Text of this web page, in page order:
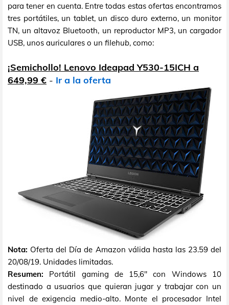
para tener en cuenta. Entre todas estas ofertas encontramos
tres portátiles, un tablet, un disco duro externo, un monitor
TN, un altavoz Bluetooth, un reproductor MP3, un cargador
USB, unos auriculares o un filehub, como:
¡Semichollo! Lenovo Ideapad Y530-15ICH a
649,99 € - Ir a la oferta
Nota: Oferta del Día de Amazon válida hasta las 23.59 del
20/08/19. Unidades limitadas.
Resumen: Portátil gaming de 15,6" con Windows 10
destinado a usuarios que quieran jugar y trabajar con un
nivel de exigencia medio-alto. Monte el procesador Intel